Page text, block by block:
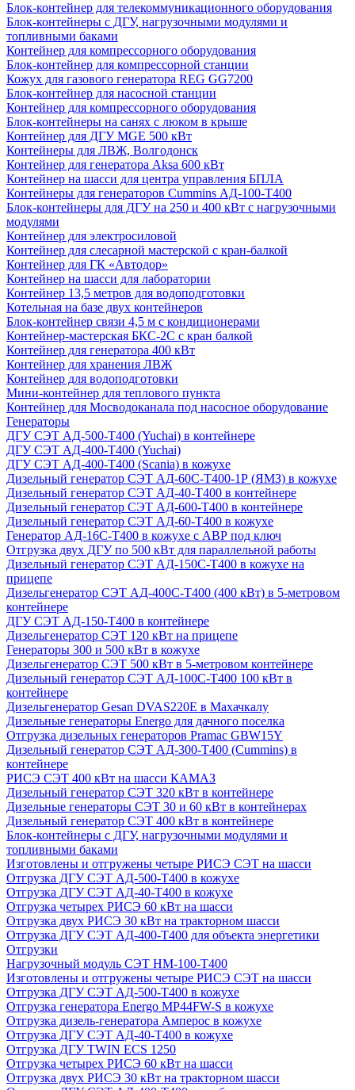
Блок-контейнер для телекоммуникационного оборудования
Блок-контейнеры с ДГУ, нагрузочными модулями и
топливными баками
Контейнер для компрессорного оборудования
Блок-контейнер для компрессорной станции
Кожух для газового генератора REG GG7200
Блок-контейнер для насосной станции
Контейнер для компрессорного оборудования
Блок-контейнеры на санях с люком в крыше
Контейнер для ДГУ MGE 500 кВт
Контейнеры для ЛВЖ, Волгодонск
Контейнер для генератора Aksa 600 кВт
Контейнер на шасси для центра управления БПЛА
Контейнеры для генераторов Cummins АД-100-Т400
Блок-контейнеры для ДГУ на 250 и 400 кВт с нагрузочными
модулями
Контейнер для электросиловой
Контейнер для слесарной мастерской с кран-балкой
Контейнер для ГК «Автодор»
Контейнер на шасси для лаборатории
Контейнер 13,5 метров для водоподготовки
Котельная на базе двух контейнеров
Блок-контейнер связи 4,5 м с кондиционерами
Контейнер-мастерская БКС-2С с кран балкой
Контейнер для генератора 400 кВт
Контейнер для хранения ЛВЖ
Контейнер для водоподготовки
Мини-контейнер для теплового пункта
Контейнер для Мосводоканала под насосное оборудование
Генераторы
ДГУ СЭТ АД-500-Т400 (Yuchai) в контейнере
ДГУ СЭТ АД-400-Т400 (Yuchai)
ДГУ СЭТ АД-400-Т400 (Scania) в кожухе
Дизельный генератор СЭТ АД-60С-Т400-1Р (ЯМЗ) в кожухе
Дизельный генератор СЭТ АД-40-Т400 в контейнере
Дизельный генератор СЭТ АД-600-Т400 в контейнере
Дизельный генератор СЭТ АД-60-Т400 в кожухе
Генератор АД-16С-Т400 в кожухе с АВР под ключ
Отгрузка двух ДГУ по 500 кВт для параллельной работы
Дизельный генератор СЭТ АД-150С-Т400 в кожухе на
прицепе
Дизельгенератор СЭТ АД-400С-Т400 (400 кВт) в 5-метровом
контейнере
ДГУ СЭТ АД-150-Т400 в контейнере
Дизельгенератор СЭТ 120 кВт на прицепе
Генераторы 300 и 500 кВт в кожухе
Дизельгенератор СЭТ 500 кВт в 5-метровом контейнере
Дизельный генератор СЭТ АД-100С-Т400 100 кВт в
контейнере
Дизельгенератор Gesan DVAS220E в Махачкалу
Дизельные генераторы Energo для дачного поселка
Отгрузка дизельных генераторов Pramac GВW15Y
Дизельный генератор СЭТ АД-300-Т400 (Cummins) в
контейнере
РИСЭ СЭТ 400 кВт на шасси КАМАЗ
Дизельный генератор СЭТ 320 кВт в контейнере
Дизельные генераторы СЭТ 30 и 60 кВт в контейнерах
Дизельный генератор СЭТ 400 кВт в контейнере
Блок-контейнеры с ДГУ, нагрузочными модулями и
топливными баками
Изготовлены и отгружены четыре РИСЭ СЭТ на шасси
Отгрузка ДГУ СЭТ АД-500-Т400 в кожухе
Отгрузка ДГУ СЭТ АД-40-Т400 в кожухе
Отгрузка четырех РИСЭ 60 кВт на шасси
Отгрузка двух РИСЭ 30 кВт на тракторном шасси
Отгрузка ДГУ СЭТ АД-400-Т400 для объекта энергетики
Отгрузки
Нагрузочный модуль СЭТ НМ-100-Т400
Изготовлены и отгружены четыре РИСЭ СЭТ на шасси
Отгрузка ДГУ СЭТ АД-500-Т400 в кожухе
Отгрузка генератора Energo MP44FW-S в кожухе
Отгрузка дизель-генератора Амперос в кожухе
Отгрузка ДГУ СЭТ АД-40-Т400 в кожухе
Отгрузка ДГУ TWIN ECS 1250
Отгрузка четырех РИСЭ 60 кВт на шасси
Отгрузка двух РИСЭ 30 кВт на тракторном шасси